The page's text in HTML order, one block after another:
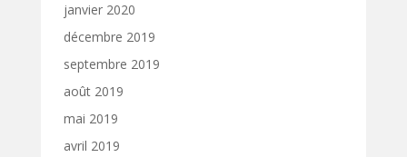
janvier 2020
décembre 2019
septembre 2019
août 2019
mai 2019
avril 2019